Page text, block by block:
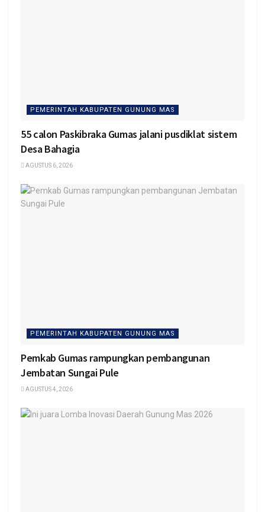
PEMERINTAH KABUPATEN GUNUNG MAS
55 calon Paskibraka Gumas jalani pusdiklat sistem
Desa Bahagia
AGUSTUS 6, 2026
PEMERINTAH KABUPATEN GUNUNG MAS
Pemkab Gumas rampungkan pembangunan
Jembatan Sungai Pule
AGUSTUS 4, 2026